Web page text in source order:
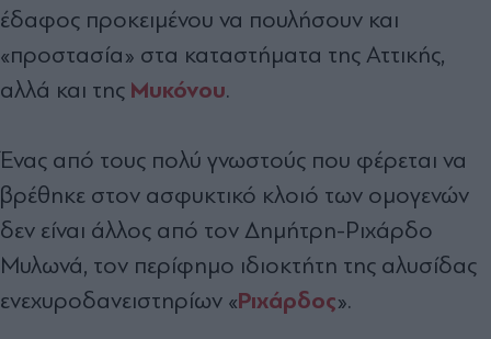
έδαφος προκειμένου να πουλήσουν και
«προστασία» στα καταστήματα της Αττικής,
αλλά και της Μυκόνου.
Ένας από τους πολύ γνωστούς που φέρεται να
βρέθηκε στον ασφυκτικό κλοιό των ομογενών
δεν είναι άλλος από τον Δημήτρη-Ριχάρδο
Μυλωνά, τον περίφημο ιδιοκτήτη της αλυσίδας
ενεχυροδανειστηρίων «Ριχάρδος».